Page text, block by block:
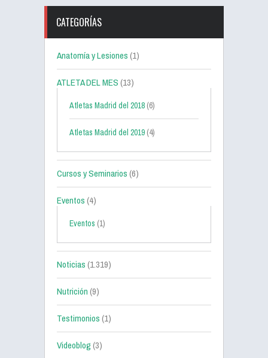
CATEGORÍAS
Anatomía y Lesiones(1)
ATLETA DEL MES(13)
Atletas Madrid del 2018 (6)
Atletas Madrid del 2019 (4)
Cursos y Seminarios(6)
Eventos(4)
Eventos (1)
Noticias(1.319)
Nutrición(9)
Testimonios(1)
Videoblog(3)